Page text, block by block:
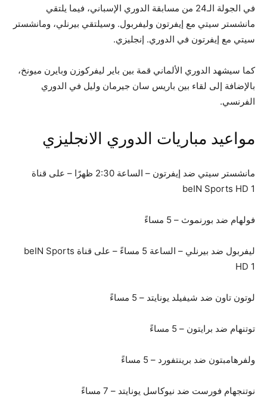
في الجولة الـ24 من مسابقة الدوري الإسباني، فيما يلتقي
مانشستر سيتي مع إيفرتون وليفربول. وسيلتقي بيرنلي، ومانشستر
سيتي مع إيفرتون في الدوري. إنجليزي.
كما سيشهد الدوري الألماني قمة بين باير ليفركوزن وبايرن ميونخ،
بالإضافة إلى لقاء بين باريس سان جيرمان وليل في الدوري
الفرنسي.
مواعيد مباريات الدوري الانجليزي
مانشستر سيتي ضد إيفرتون – الساعة 2:30 ظهرًا – على قناة
beIN Sports HD 1
فولهام ضد بورنموث – 5 مساءً
ليفربول ضد بيرنلي – الساعة 5 مساءً – على قناة beIN Sports
HD 1
لوتون تاون ضد شيفيلد يونايتد – 5 مساءً
توتنهام ضد برايتون – 5 مساءً
ولفرهامبتون ضد برينتفورد – 5 مساءً
نوتنجهام فورست ضد نيوكاسل يونايتد – 7 مساءً